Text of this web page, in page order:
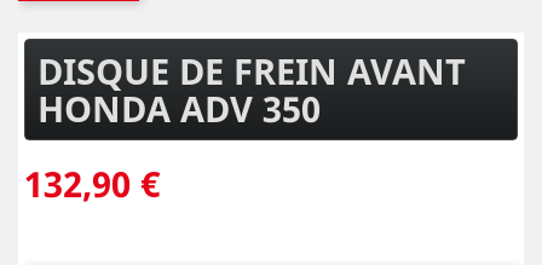
DISQUE DE FREIN AVANT
HONDA ADV 350
132,90 €